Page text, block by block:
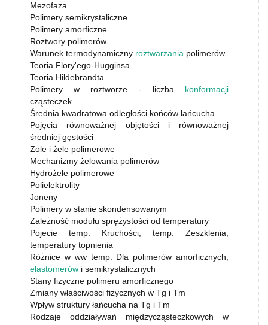
Mezofaza
Polimery semikrystaliczne
Polimery amorficzne
Roztwory polimerów
Warunek termodynamiczny roztwarzania polimerów
Teoria Flory'ego-Hugginsa
Teoria Hildebrandta
Polimery w roztworze - liczba konformacji
cząsteczek
Średnia kwadratowa odległości końców łańcucha
Pojęcia równoważnej objętości i równoważnej
średniej gęstości
Zole i żele polimerowe
Mechanizmy żelowania polimerów
Hydrożele polimerowe
Polielektrolity
Joneny
Polimery w stanie skondensowanym
Zależność modułu sprężystości od temperatury
Pojecie temp. Kruchości, temp. Zeszklenia,
temperatury topnienia
Różnice w ww temp. Dla polimerów amorficznych,
elastomerów i semikrystalicznych
Stany fizyczne polimeru amorficznego
Zmiany właściwości fizycznych w Tg i Tm
Wpływ struktury łańcucha na Tg i Tm
Rodzaje oddziaływań międzycząsteczkowych w